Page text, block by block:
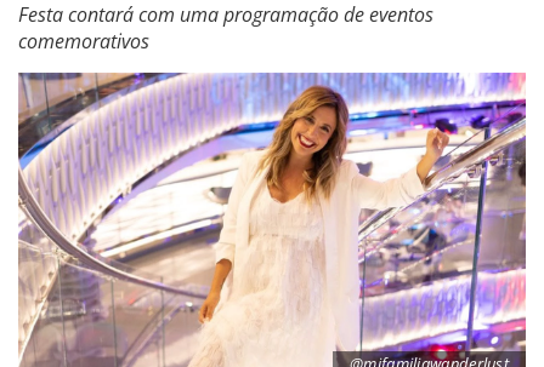
Festa contará com uma programação de eventos
comemorativos